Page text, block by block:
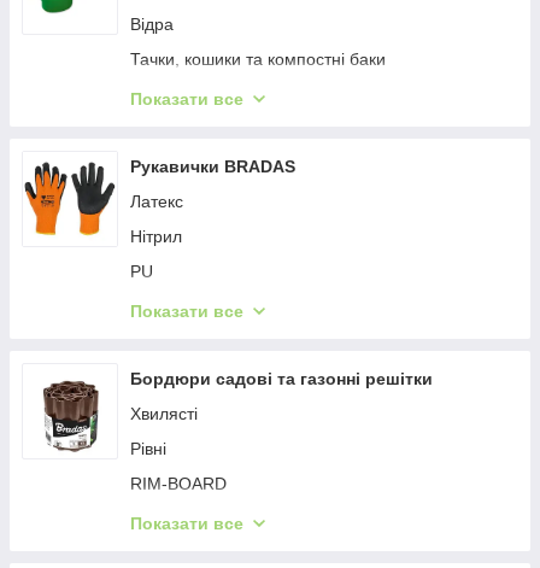
Відра
Тачки, кошики та компостні баки
Інше
Опори для рослин, тримачі
Сівалки
Маркери для дитинства
Дріт садовий
Підкладки та захист
Садові аксесуари
Показати все
Рукавички BRADAS
Латекс
Нітрил
PU
Шкіра
Універсальні
Від порізів
Одноразові
Показати все
Бордюри садові та газонні решітки
Хвилясті
Рівні
RIM-BOARD
Палісад PALGARDEN
Показати все